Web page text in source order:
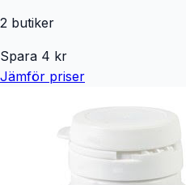
2 butiker
Spara 4 kr
Jämför priser